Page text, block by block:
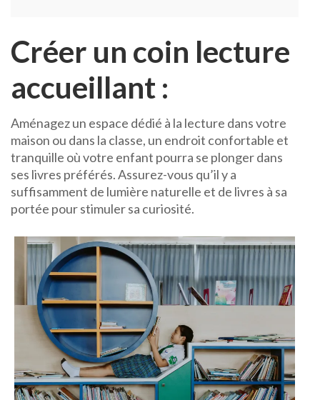
Créer un coin lecture
accueillant :
Aménagez un espace dédié à la lecture dans votre
maison ou dans la classe, un endroit confortable et
tranquille où votre enfant pourra se plonger dans
ses livres préférés. Assurez-vous qu’il y a
suffisamment de lumière naturelle et de livres à sa
portée pour stimuler sa curiosité.